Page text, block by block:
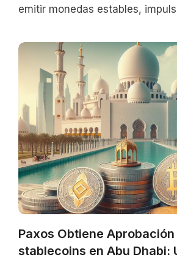
emitir monedas estables,
asociación con
Paxos Obtiene
stablecoins en Abu Dhabi: